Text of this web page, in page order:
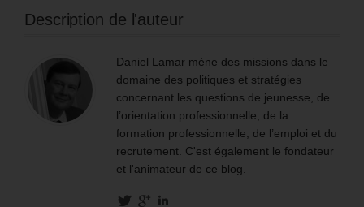
Description de l'auteur
Daniel Lamar mène des missions dans le
domaine des politiques et stratégies
concernant les questions de jeunesse, de
l’orientation professionnelle, de la
formation professionnelle, de l’emploi et du
recrutement. C'est également le fondateur
et l'animateur de ce blog.